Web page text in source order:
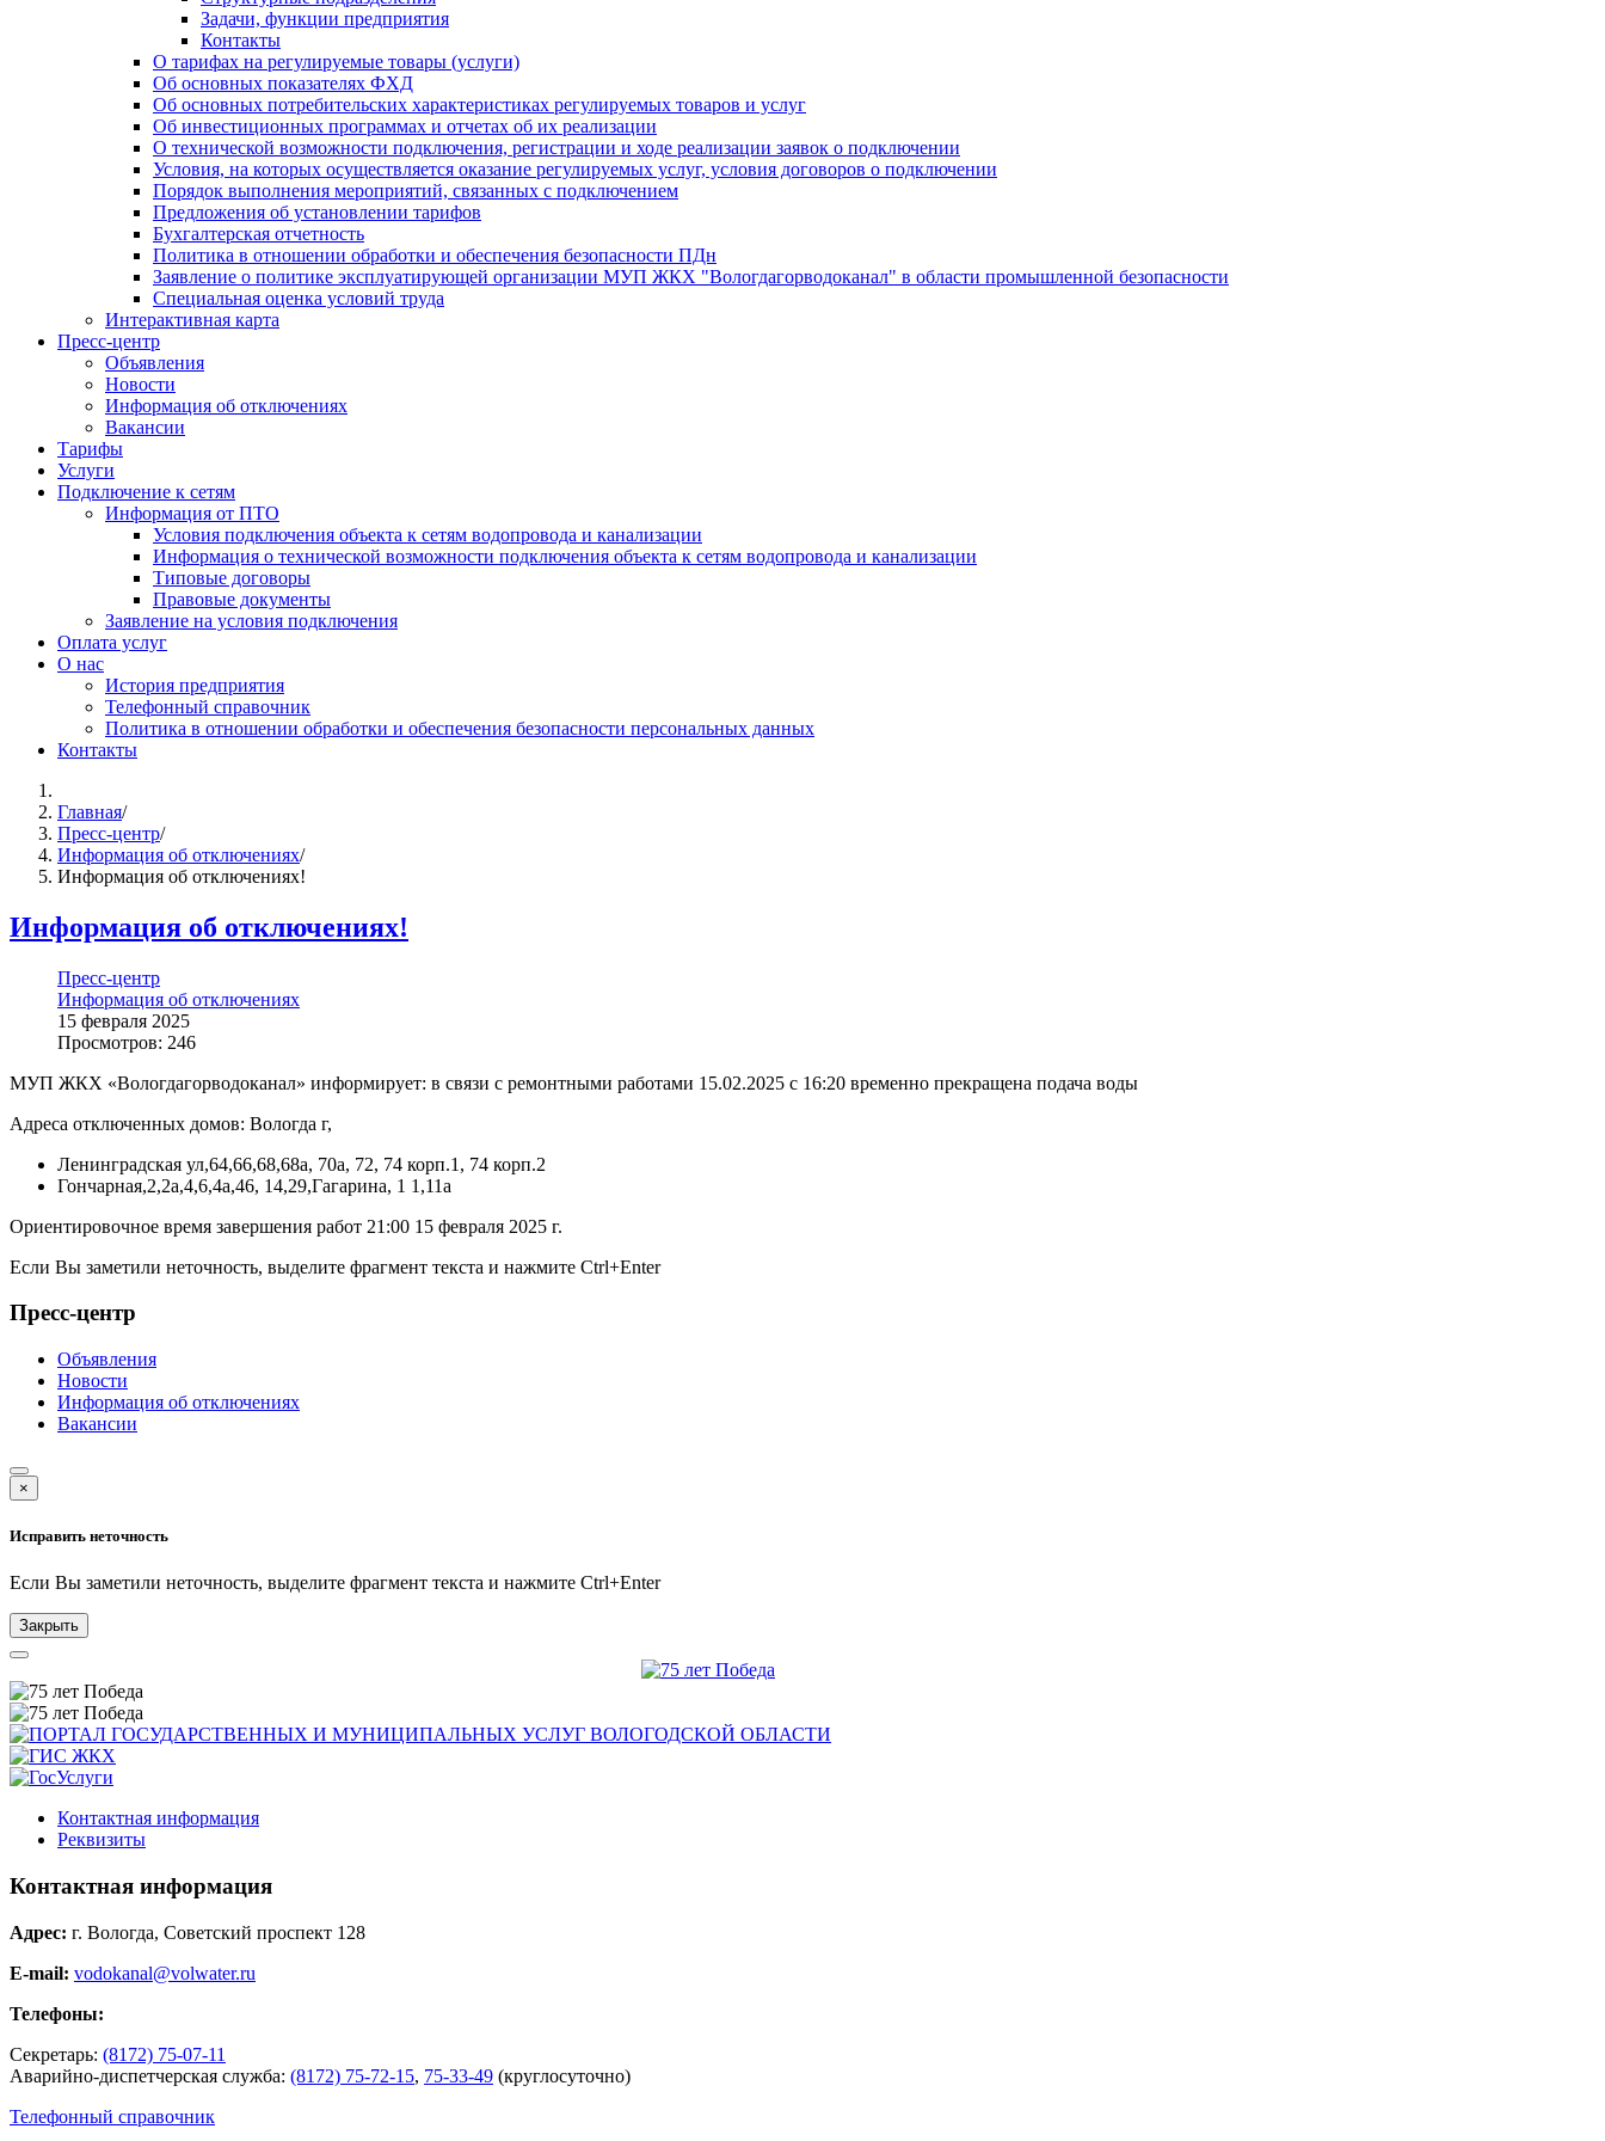
Задачи, функции предприятия
Контакты
О тарифах на регулируемые товары (услуги)
Об основных показателях ФХД
Об основных потребительских характеристиках регулируемых товаров и услуг
Об инвестиционных программах и отчетах об их реализации
О технической возможности подключения, регистрации и ходе реализации заявок о подключении
Условия, на которых осуществляется оказание регулируемых услуг, условия договоров о подключении
Порядок выполнения мероприятий, связанных с подключением
Предложения об установлении тарифов
Бухгалтерская отчетность
Политика в отношении обработки и обеспечения безопасности ПДн
Заявление о политике эксплуатирующей организации МУП ЖКХ "Вологдагорводоканал" в области промышленной безопасности
Специальная оценка условий труда
Интерактивная карта
Пресс-центр
Объявления
Новости
Информация об отключениях
Вакансии
Тарифы
Услуги
Подключение к сетям
Информация от ПТО
Условия подключения объекта к сетям водопровода и канализации
Информация о технической возможности подключения объекта к сетям водопровода и канализации
Типовые договоры
Правовые документы
Заявление на условия подключения
Оплата услуг
О нас
История предприятия
Телефонный справочник
Политика в отношении обработки и обеспечения безопасности персональных данных
Контакты
Главная/
Пресс-центр/
Информация об отключениях/
Информация об отключениях!
Информация об отключениях!
Пресс-центр
Информация об отключениях
15 февраля 2025
Просмотров: 246
МУП ЖКХ «Вологдагорводоканал» информирует: в связи с ремонтными работами 15.02.2025 с 16:20 временно прекращена подача воды
Адреса отключенных домов: Вологда г,
Ленинградская ул,64,66,68,68а, 70а, 72, 74 корп.1, 74 корп.2
Гончарная,2,2а,4,6,4а,46, 14,29,Гагарина, 1 1,11а
Ориентировочное время завершения работ 21:00 15 февраля 2025 г.
Если Вы заметили неточность, выделите фрагмент текста и нажмите Ctrl+Enter
Пресс-центр
Объявления
Новости
Информация об отключениях
Вакансии
×
Исправить неточность
Если Вы заметили неточность, выделите фрагмент текста и нажмите Ctrl+Enter
Закрыть
Контактная информация
Реквизиты
Контактная информация
Адрес: г. Вологда, Советский проспект 128
E-mail: vodokanal@volwater.ru
Телефоны:
Секретарь: (8172) 75-07-11
Аварийно-диспетчерская служба: (8172) 75-72-15, 75-33-49 (круглосуточно)
Телефонный справочник